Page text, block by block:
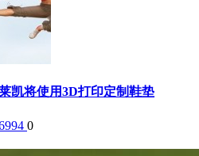
凯将使用3D打印定制鞋垫
0